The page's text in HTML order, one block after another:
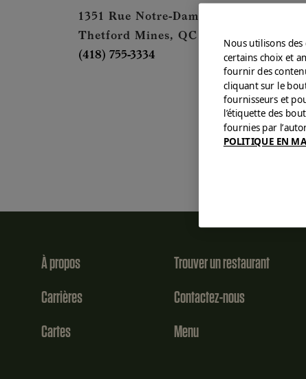
1351 Rue Notre-Dame Est
Thetford Mines, QC G6G 0G5
(418) 755-3334
À propos Trouver un restaurant
Carrières
Contactez-nous
Cartes
Menu
Nous utilisons
certains choix et
fournir des
cliquant sur le
fournisseurs et
l’étiquette des
fournies par
POLITIQUE EN